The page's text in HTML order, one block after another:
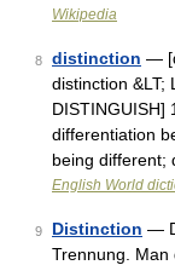
Wikipedia
8 distinction —
distinction &LT;
DISTINGUISH]
differentiation
being different;
English World
9 Distinction —
Trennung. Man